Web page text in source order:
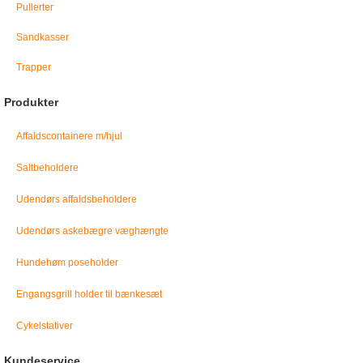
Pullerter
Sandkasser
Trapper
Produkter
Affaldscontainere m/hjul
Saltbeholdere
Udendørs affaldsbeholdere
Udendørs askebægre væghængte
Hundehøm poseholder
Engangsgrill holder til bænkesæt
Cykelstativer
Kundeservice